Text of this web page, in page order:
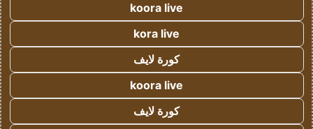
koora live
kora live
كورة لايف
koora live
كورة لايف